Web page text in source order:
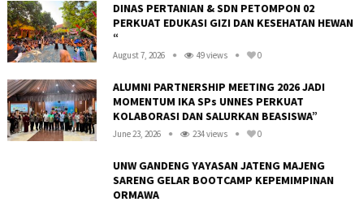
DINAS PERTANIAN & SDN PETOMPON 02
PERKUAT EDUKASI GIZI DAN KESEHATAN HEWAN
“
August 7, 2026 49 views 0
ALUMNI PARTNERSHIP MEETING 2026 JADI
MOMENTUM IKA SPs UNNES PERKUAT
KOLABORASI DAN SALURKAN BEASISWA”
June 23, 2026 234 views 0
UNW GANDENG YAYASAN JATENG MAJENG
SARENG GELAR BOOTCAMP KEPEMIMPINAN
ORMAWA